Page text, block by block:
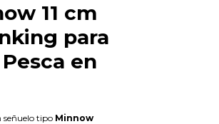
11 cm
para
en
señuelo tipo Minnow